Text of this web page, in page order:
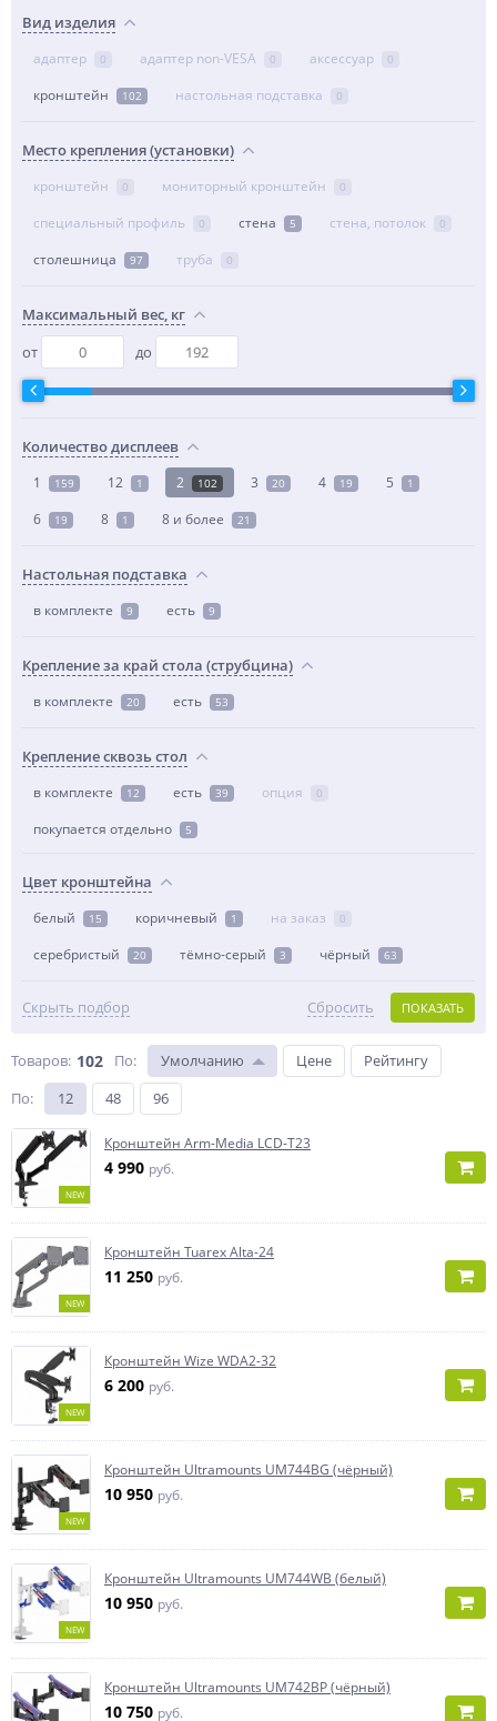
Вид изделия
адаптер 0 адаптер non-VESA 0 аксессуар 0
кронштейн 102 настольная подставка 0
Место крепления (установки)
кронштейн 0 мониторный кронштейн 0
специальный профиль 0 стена 5 стена, потолок 0
столешница 97 труба 0
Максимальный вес, кг
от
до
Количество дисплеев
1 159 12 1 2 102 3 20 4 19 5 1
6 19 8 1 8 и более 21
Настольная подставка
в комплекте 9 есть 9
Крепление за край стола (струбцина)
в комплекте 20 есть 53
Крепление сквозь стол
в комплекте 12 есть 39 опция 0
покупается отдельно 5
Цвет кронштейна
белый 15 коричневый 1 на заказ 0
серебристый 20 тёмно-серый 3 чёрный 63
Скрыть подбор ПОКАЗАТЬ
Сбросить
Товаров: 102 По: Умолчанию Цене
Рейтингу
По: 12 48 96
NEW
Кронштейн Arm-Media LCD-T23
4 990 руб.
NEW
Кронштейн Tuarex Alta-24
11 250 руб.
NEW
Кронштейн Wize WDA2-32
6 200 руб.
NEW
Кронштейн Ultramounts UM744BG (чёрный)
10 950 руб.
NEW
Кронштейн Ultramounts UM744WB (белый)
10 950 руб.
Кронштейн Ultramounts UM742BP (чёрный)
10 750 руб.